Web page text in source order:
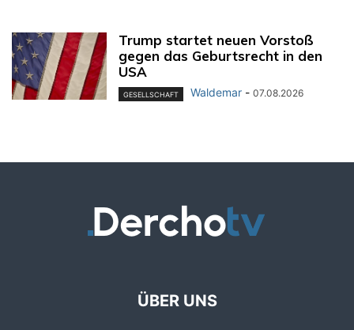
Trump startet neuen Vorstoß
gegen das Geburtsrecht in den
USA
GESELLSCHAFT Waldemar - 07.08.2026
ÜBER UNS